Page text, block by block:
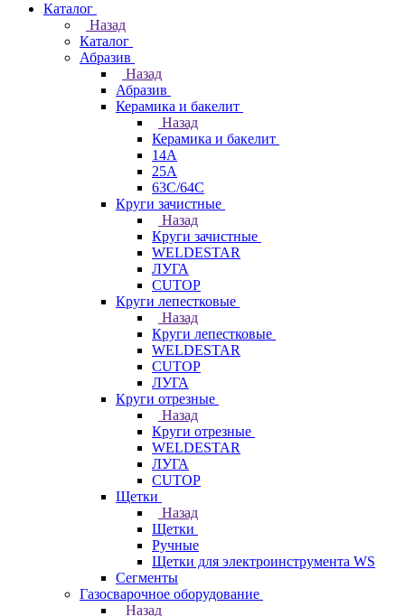
Каталог
Назад
Каталог
Абразив
Назад
Абразив
Керамика и бакелит
Назад
Керамика и бакелит
14А
25А
63С/64С
Круги зачистные
Назад
Круги зачистные
WELDESTAR
ЛУГА
CUTOP
Круги лепестковые
Назад
Круги лепестковые
WELDESTAR
CUTOP
ЛУГА
Круги отрезные
Назад
Круги отрезные
WELDESTAR
ЛУГА
CUTOP
Щетки
Назад
Щетки
Ручные
Щетки для электроинструмента WS
Сегменты
Газосварочное оборудование
Назад